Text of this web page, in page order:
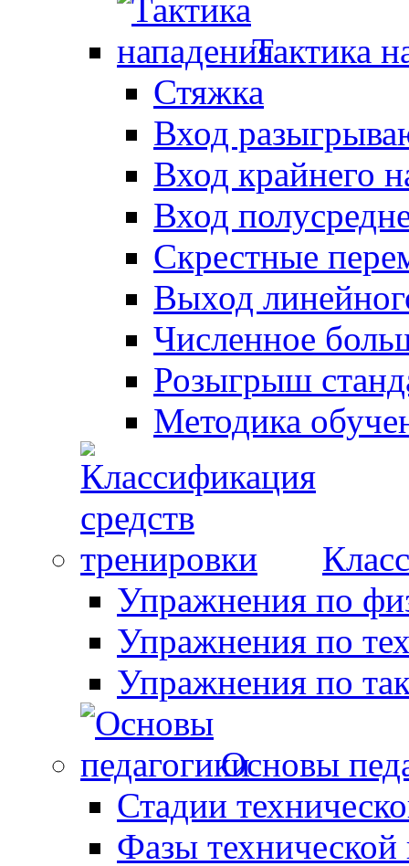
Тактика
Стяжка
Вход
Вход крайнего
Вход
Скрестные
Выход
Численное
Розыгрыш
Методика
Упражнения по
Упражнения по
Упражнения по
Основы
Стадии
Фазы технической